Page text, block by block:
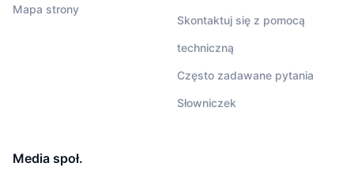
Mapa strony
Skontaktuj się z pomocą
techniczną
Często zadawane pytania
Słowniczek
Media społ.